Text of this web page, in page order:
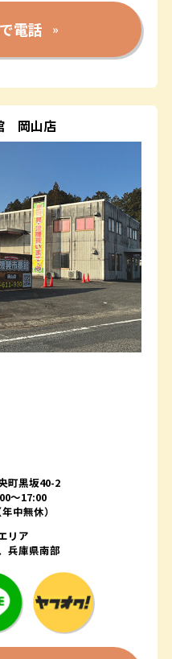
電話
岡山店
町黒坂40-2
～17:00
中無休）
リア
兵庫県南部